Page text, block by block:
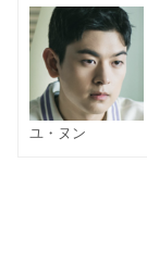
ユ・ヌン